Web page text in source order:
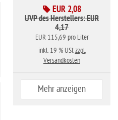
EUR 2,08
UVP des Herstellers: EUR
4,17
EUR 115,69 pro Liter
inkl. 19 % UStzzgl.
Versandkosten
Mehr anzeigen